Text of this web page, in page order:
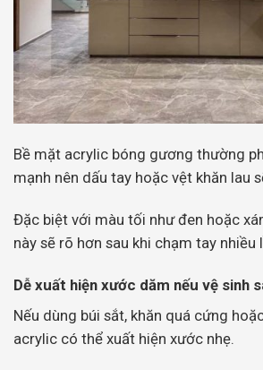
Bề mặt acrylic bóng gương thường
mạnh nên dấu tay hoặc vệt khăn lau
Đặc biệt với màu tối như đen hoặc
này sẽ rõ hơn sau khi chạm tay nhiều
Dễ xuất hiện xước dăm nếu vệ sinh
Nếu dùng búi sắt, khăn quá cứng
acrylic có thể xuất hiện xước nhẹ.